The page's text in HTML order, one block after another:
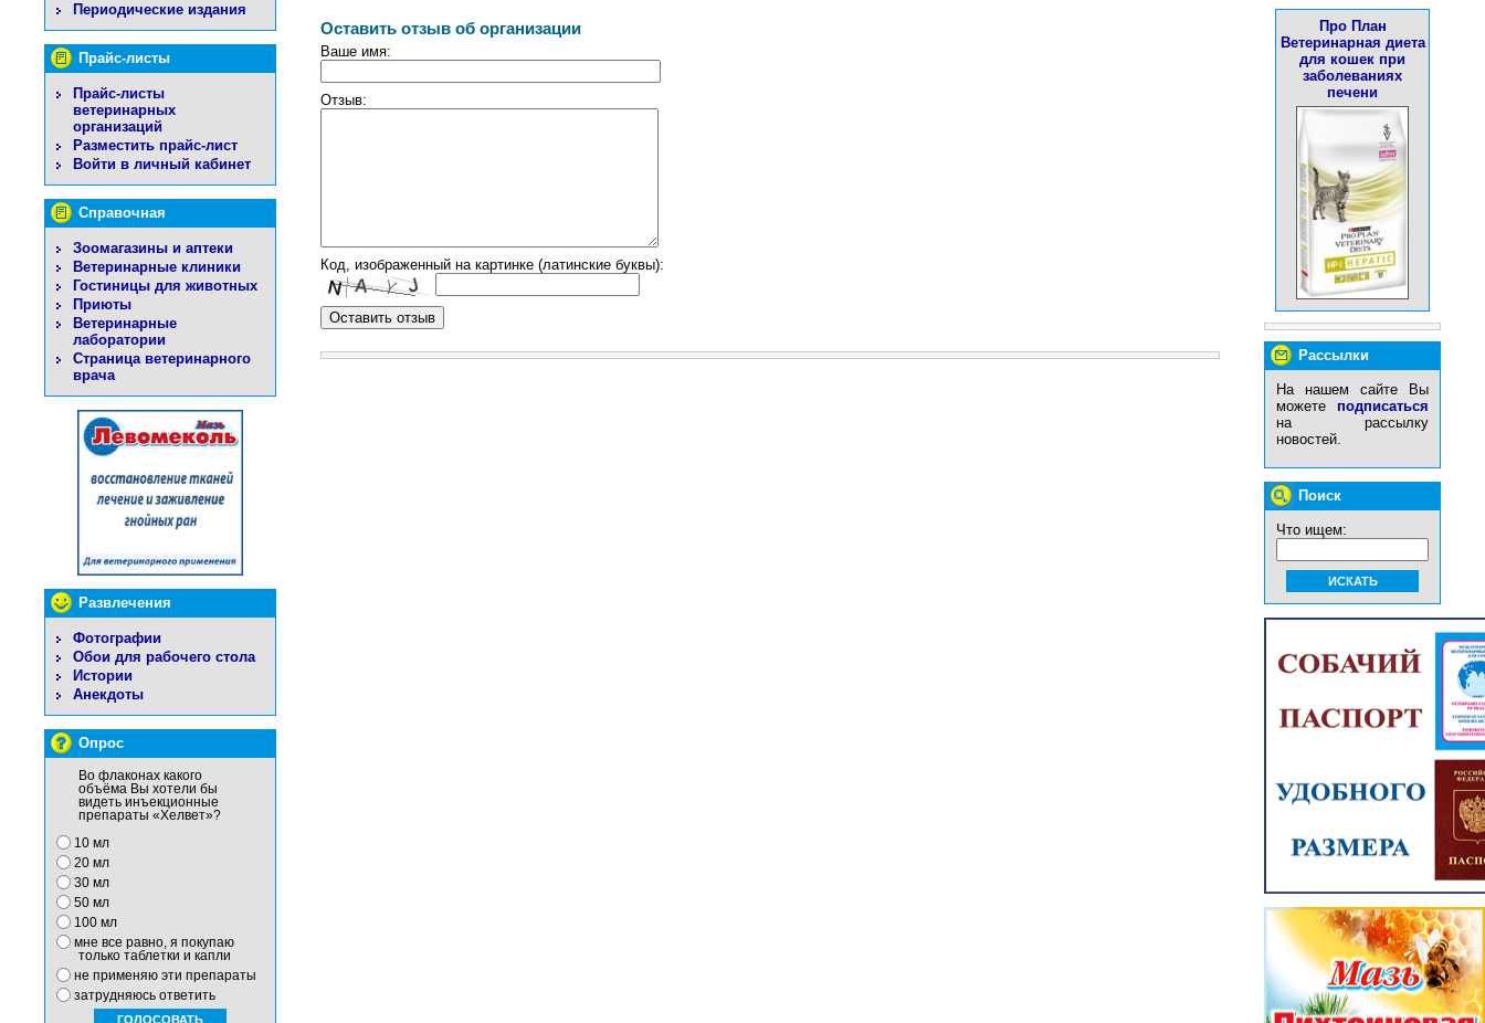
Периодические издания
Прайс-листы
Прайс-листы
ветеринарных
организаций
Разместить прайс-лист
Войти в личный кабинет
Справочная
Зоомагазины и аптеки
Ветеринарные клиники
Гостиницы для животных
Приюты
Ветеринарные
лаборатории
Страница ветеринарного
врача
Развлечения
Фотографии
Обои для рабочего стола
Истории
Анекдоты
Опрос
Во флаконах какого
объёма Вы хотели бы
видеть инъекционные
препараты «Хелвет»?
10 мл
20 мл
30 мл
50 мл
100 мл
мне все равно, я покупаю
только таблетки и капли
не применяю эти препараты
затрудняюсь ответить
Про План
Ветеринарная диета
для кошек при
заболеваниях
печени
Рассылки
На нашем сайте Вы
можете подписаться
на рассылку
новостей.
Поиск
Что ищем:
Оставить отзыв об организации
Ваше имя:
Отзыв:
Код, изображенный на картинке (латинские буквы):